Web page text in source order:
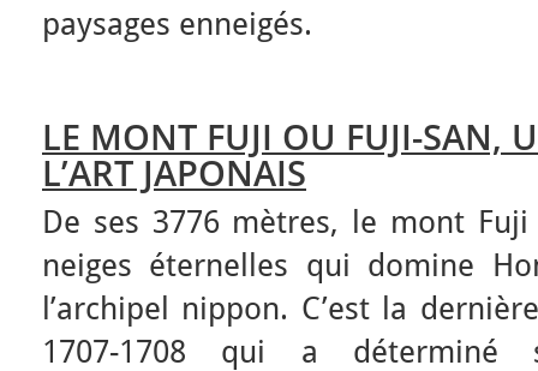
paysages enneigés.
LE MONT FUJI OU FUJI-SAN,
L’ART JAPONAIS
De ses 3776 mètres, le mont
neiges éternelles qui domine
l’archipel nippon. C’est la
1707-1708 qui a déterminé